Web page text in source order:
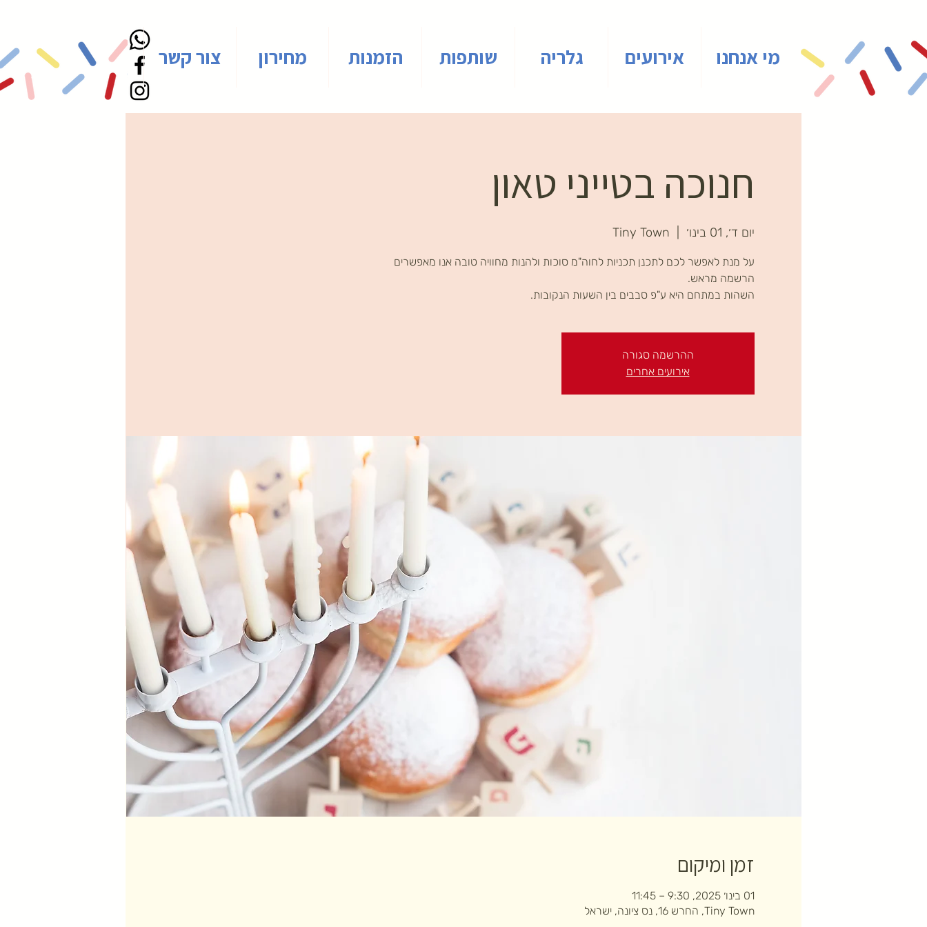
מי אנחנו אירועים גלריה שותפות הזמנות מחירון צור קשר
חנוכה בטייני טאון
יום ד׳, 01 בינו׳ Tiny Town
על מנת לאפשר לכם לתכנן תכניות לחוה"מ סוכות ולהנות מחוויה טובה אנו מאפשרים
השהות במתחם היא ע"פ סבבים בין השעות הנקובות.
ההרשמה סגורה
אירועים אחרים
זמן ומיקום
01 בינו׳ 2025, 9:30 – 11:45
Tiny Town, החרש 16, נס ציונה, ישראל